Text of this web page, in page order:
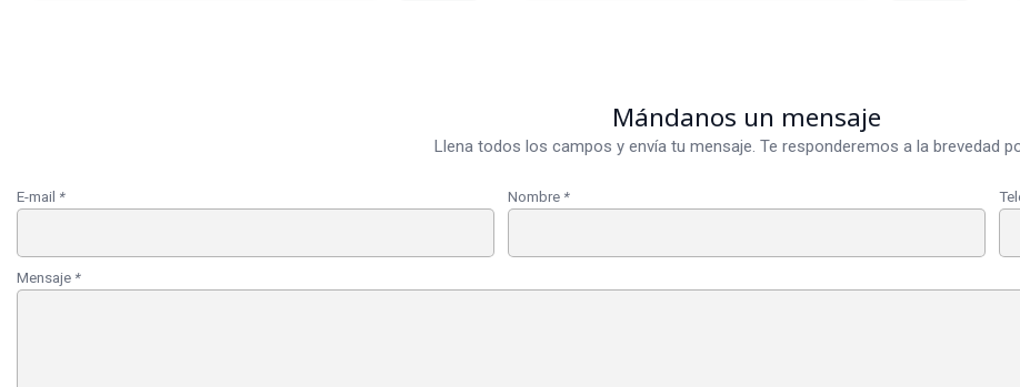
Mándanos un mensaje
Llena todos los campos y envía tu mensaje. Te responderemos a la brevedad
E-mail * Nombre *
Mensaje *